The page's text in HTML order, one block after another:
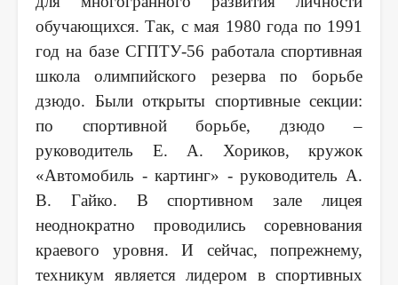
обучающихся. Так, с мая 1980 года по 1991
год на базе СГПТУ-56 работала спортивная
школа олимпийского резерва по борьбе
дзюдо. Были открыты спортивные секции:
по спортивной борьбе, дзюдо –
руководитель Е. А. Хориков, кружок
«Автомобиль - картинг» - руководитель А.
В. Гайко. В спортивном зале лицея
неоднократно проводились соревнования
краевого уровня. И сейчас, попрежнему,
техникум является лидером в спортивных